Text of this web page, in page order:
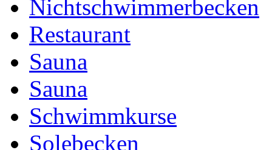
Nichtschwimmerbecken
Restaurant
Sauna
Sauna
Schwimmkurse
Solebecken